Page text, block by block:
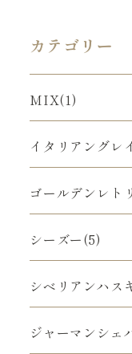
カテゴリー
MIX(1)
イタリアングレ
ゴールデンレト
シーズー(5)
シベリアンハス
ジャーマンシェ